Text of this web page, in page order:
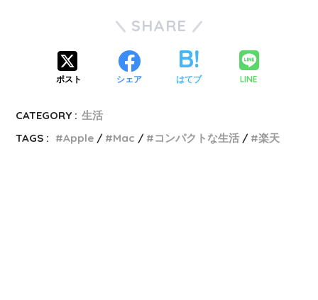
SHARE
ポスト シェア はてブ LINE
CATEGORY : 生活
TAGS :
Apple Mac コンパクトな生活 楽天